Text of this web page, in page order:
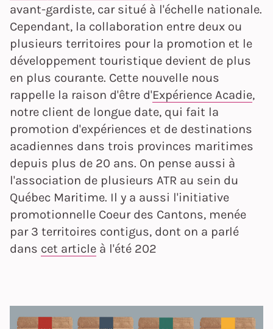
avant-gardiste, car situé à l'échelle nationale.
Cependant, la collaboration entre deux ou
plusieurs territoires pour la promotion et le
développement touristique devient de plus
en plus courante. Cette nouvelle nous
rappelle la raison d'être d'Expérience Acadie,
notre client de longue date, qui fait la
promotion d'expériences et de destinations
acadiennes dans trois provinces maritimes
depuis plus de 20 ans. On pense aussi à
l'association de plusieurs ATR au sein du
Québec Maritime. Il y a aussi l'initiative
promotionnelle Coeur des Cantons, menée
par 3 territoires contigus, dont on a parlé
dans cet article à l'été 202